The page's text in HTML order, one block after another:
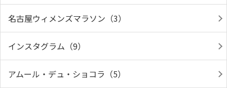
名古屋ウィメンズマラソン（3）
インスタグラム（9）
アムール・デュ・ショコラ（5）